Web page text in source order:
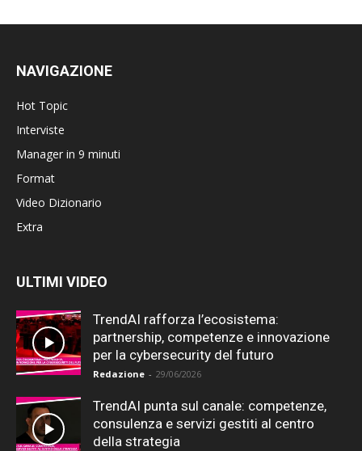
NAVIGAZIONE
Hot Topic
Interviste
Manager in 9 minuti
Format
Video Dizionario
Extra
ULTIMI VIDEO
TrendAI rafforza l’ecosistema:
partnership, competenze e innovazione
per la cybersecurity del futuro
Redazione - 29/06/2026
TrendAI punta sul canale: competenze,
consulenza e servizi gestiti al centro
della strategia